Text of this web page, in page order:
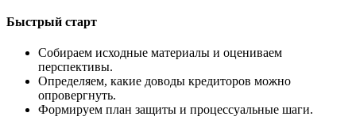
Быстрый старт
Собираем исходные материалы и оцениваем
перспективы.
Определяем, какие доводы кредиторов можно
опровергнуть.
Формируем план защиты и процессуальные шаги.